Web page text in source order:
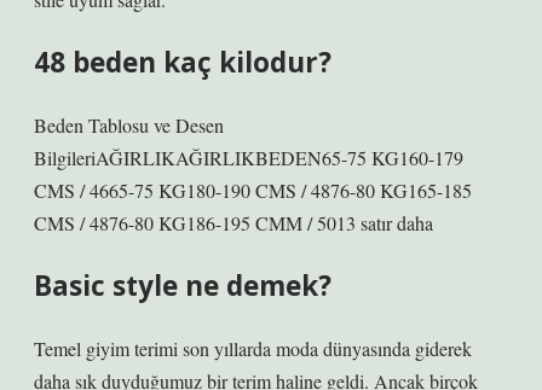
48 beden kaç kilodur?
Beden Tablosu ve Desen
BilgileriAĞIRLIKAĞIRLIKBEDEN65-75 KG160-179
CMS / 4665-75 KG180-190 CMS / 4876-80 KG165-185
CMS / 4876-80 KG186-195 CMM / 5013 satır daha
Basic style ne demek?
Temel giyim terimi son yıllarda moda dünyasında giderek
daha sık duyduğumuz bir terim haline geldi. Ancak birçok